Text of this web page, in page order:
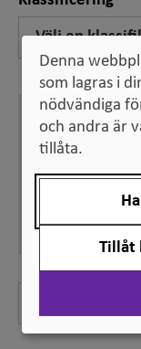
Välj en
Engelska
Denna
som lagras i
nödvändiga
och andra är
tillåta.
Tillåt